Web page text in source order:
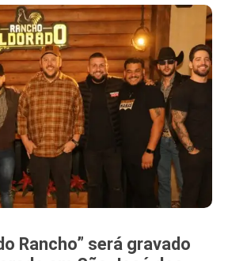
Rancho” será gravado